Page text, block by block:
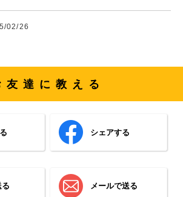
02/26
友達に教える
シェアする
る メールで送る